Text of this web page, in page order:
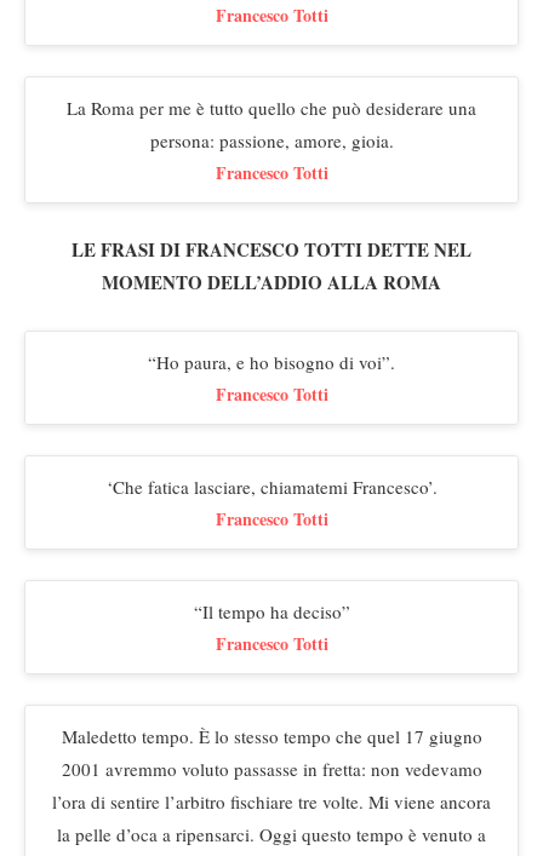
Francesco Totti
La Roma per me è tutto quello che può desiderare una
persona: passione, amore, gioia.
Francesco Totti
LE FRASI DI FRANCESCO TOTTI DETTE NEL
MOMENTO DELL’ADDIO ALLA ROMA
“Ho paura, e ho bisogno di voi”.
Francesco Totti
‘Che fatica lasciare, chiamatemi Francesco’.
Francesco Totti
“Il tempo ha deciso”
Francesco Totti
Maledetto tempo. È lo stesso tempo che quel 17 giugno
2001 avremmo voluto passasse in fretta: non vedevamo
l’ora di sentire l’arbitro fischiare tre volte. Mi viene ancora
la pelle d’oca a ripensarci. Oggi questo tempo è venuto a